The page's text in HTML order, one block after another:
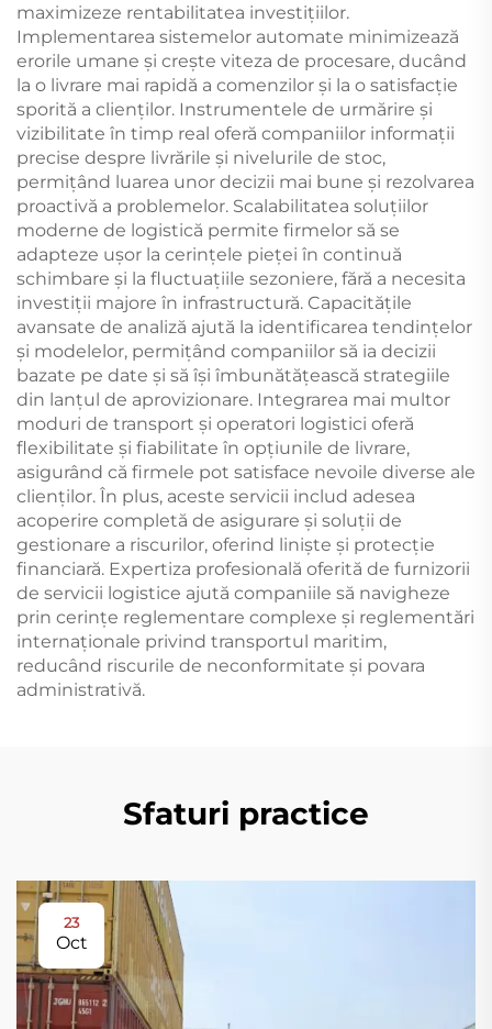
maximizeze rentabilitatea investițiilor.
Implementarea sistemelor automate minimizează
erorile umane și crește viteza de procesare, ducând
la o livrare mai rapidă a comenzilor și la o satisfacție
sporită a clienților. Instrumentele de urmărire și
vizibilitate în timp real oferă companiilor informații
precise despre livrările și nivelurile de stoc,
permițând luarea unor decizii mai bune și rezolvarea
proactivă a problemelor. Scalabilitatea soluțiilor
moderne de logistică permite firmelor să se
adapteze ușor la cerințele pieței în continuă
schimbare și la fluctuațiile sezoniere, fără a necesita
investiții majore în infrastructură. Capacitățile
avansate de analiză ajută la identificarea tendințelor
și modelelor, permițând companiilor să ia decizii
bazate pe date și să își îmbunătățească strategiile
din lanțul de aprovizionare. Integrarea mai multor
moduri de transport și operatori logistici oferă
flexibilitate și fiabilitate în opțiunile de livrare,
asigurând că firmele pot satisface nevoile diverse ale
clienților. În plus, aceste servicii includ adesea
acoperire completă de asigurare și soluții de
gestionare a riscurilor, oferind liniște și protecție
financiară. Expertiza profesională oferită de furnizorii
de servicii logistice ajută companiile să navigheze
prin cerințe reglementare complexe și reglementări
internaționale privind transportul maritim,
reducând riscurile de neconformitate și povara
administrativă.
Sfaturi practice
23
Oct